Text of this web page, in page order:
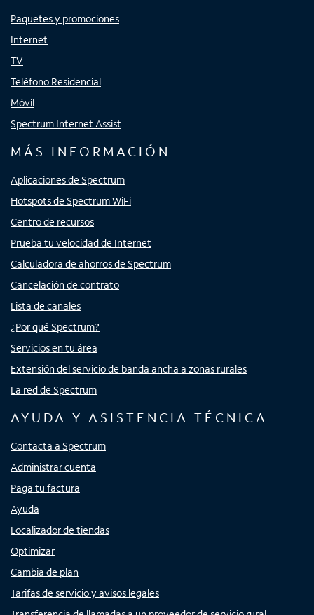
Paquetes y promociones
Internet
TV
Teléfono Residencial
Móvil
Spectrum Internet Assist
MÁS INFORMACIÓN
Aplicaciones de Spectrum
Hotspots de Spectrum WiFi
Centro de recursos
Prueba tu velocidad de Internet
Calculadora de ahorros de Spectrum
Cancelación de contrato
Lista de canales
¿Por qué Spectrum?
Servicios en tu área
Extensión del servicio de banda ancha a zonas rurales
La red de Spectrum
AYUDA Y ASISTENCIA TÉCNICA
Contacta a Spectrum
Administrar cuenta
Paga tu factura
Ayuda
Localizador de tiendas
Optimizar
Cambia de plan
Tarifas de servicio y avisos legales